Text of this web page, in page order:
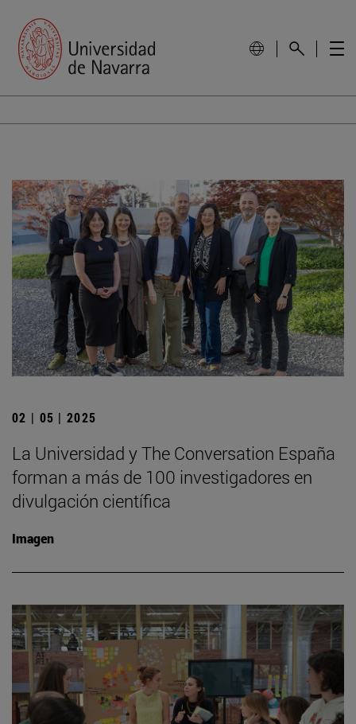
02 | 05 | 2025
La Universidad y The Conversation España
forman a más de 100 investigadores en
divulgación científica
Imagen